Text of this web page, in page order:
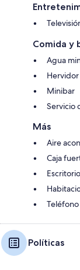
Comida y
Agua
Minibar
Servicio
Más
Aire
Caja
Escritorio
Teléfono
Políticas